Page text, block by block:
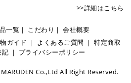
>>詳細はこちら
一覧 ｜ こだわり ｜会社概要
ガイド ｜ よくあるご質問 ｜特定商取
記 ｜ プライバシーポリシー
Co.,Ltd All Right Reserved.